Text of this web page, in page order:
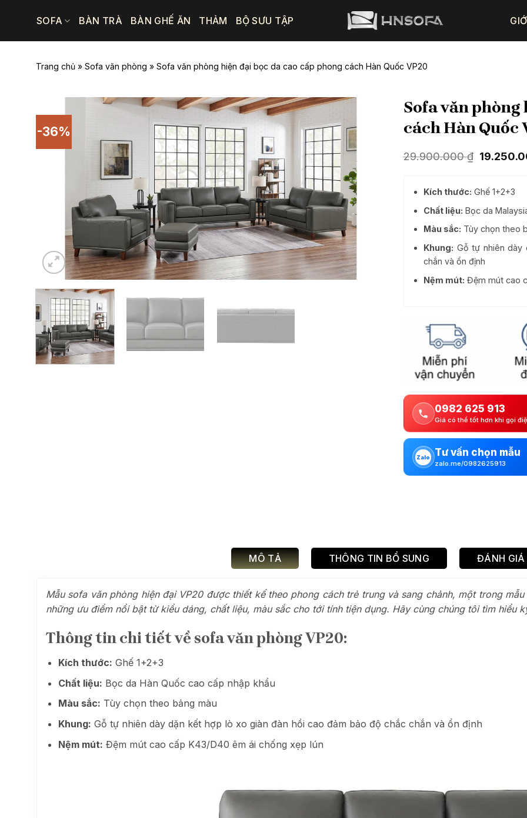
SOFA BÀN TRÀ BÀN GHẾ ĂN THẢM BỘ SƯU TẬP
Trang chủ» Sofa văn phòng » Sofa văn phòng hiện đại bọc da cao cấp phong cách Hàn Quốc VP20
-36%
Sofa văn phòng
cách Hàn Quốc
29.900.000₫ Giá
Kích thước: Ghế 1+2+3
Chất liệu: Bọc da
Màu sắc: Tùy chọn theo
Khung: Gỗ tự nhiên dày
chắn và ổn định
Nệm mút: Đệm mút cao
0982 625 913
Giá có thể tốt hơn khi gọi
Zalo Tư vấn chọn mẫu
zalo.me/0982625913
MÔ TẢ THÔNG TIN BỔ SUNG ĐÁNH
Mẫu sofa văn phòng hiện đại VP20 được thiết kế theo phong cách trẻ trung và sang chảnh, một trong
những ưu điểm nổi bật từ kiểu dáng, chất liệu, màu sắc cho tới tính tiện dụng. Hãy cùng chúng tôi tìm hiểu
Thông tin chi tiết về sofa văn phòng VP20:
Kích thước: Ghế 1+2+3
Chất liệu: Bọc da Hàn Quốc cao cấp nhập khẩu
Màu sắc: Tùy chọn theo bảng màu
Khung: Gỗ tự nhiên dày dặn kết hợp lò xo giàn đàn hồi cao đảm bảo độ chắc chắn và ổn định
Nệm mút: Đệm mút cao cấp K43/D40 êm ái chống xẹp lún